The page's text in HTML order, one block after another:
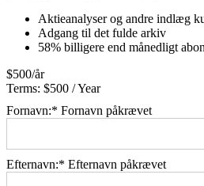
Aktieanalyser og andre indlæg
Adgang til det fulde arkiv
58% billigere end månedligt
$500/år
Terms: $500 / Year
Fornavn:* Fornavn påkrævet
Efternavn:* Efternavn påkrævet